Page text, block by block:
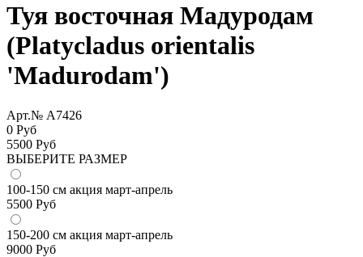
Туя восточная Мадуродам
(Platycladus orientalis
'Madurodam')
Арт.№ A7426
0 Руб
5500 Руб
ВЫБЕРИТЕ РАЗМЕР
100-150 см акция март-апрель
5500 Руб
150-200 см акция март-апрель
9000 Руб